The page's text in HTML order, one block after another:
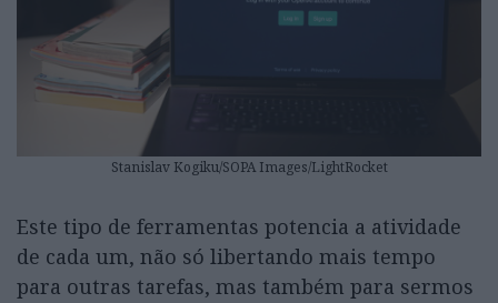
Stanislav Kogiku/SOPA Images/LightRocket
Este tipo de ferramentas potencia a atividade
de cada um, não só libertando mais tempo
para outras tarefas, mas também para sermos